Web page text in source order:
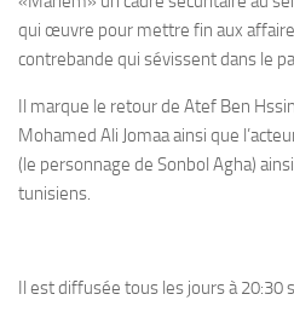
qui œuvre pour mettre fin aux
contrebande qui sévissent dans le
Il marque le retour de Atef Ben
Mohamed Ali Jomaa ainsi que
(le personnage de Sonbol Agha)
tunisiens.
Il est diffusée tous les jours à 20:30